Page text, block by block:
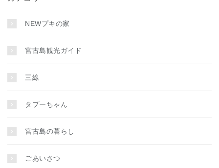
NEWプキの家
宮古島観光ガイド
三線
タプーちゃん
宮古島の暮らし
ごあいさつ